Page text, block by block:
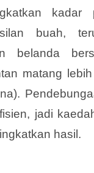
kadar
buah,
belanda
matang
jadi
hasil.